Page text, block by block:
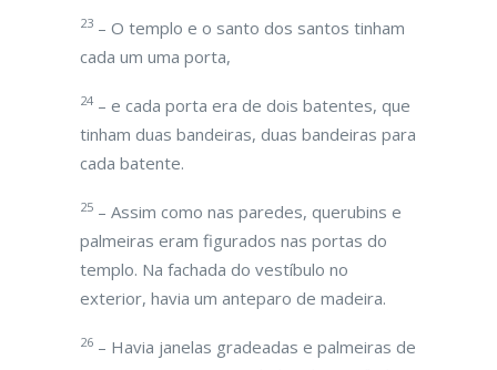
23 – O templo e o santo dos santos tinham
cada um uma porta,
24 – e cada porta era de dois batentes, que
tinham duas bandeiras, duas bandeiras para
cada batente.
25 – Assim como nas paredes, querubins e
palmeiras eram figurados nas portas do
templo. Na fachada do vestíbulo no
exterior, havia um anteparo de madeira.
26 – Havia janelas gradeadas e palmeiras de